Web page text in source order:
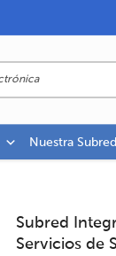
Nuestra
Subred
Servicios de